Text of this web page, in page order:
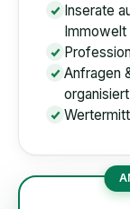
Inserate
Immowelt
Anfragen
organisiert